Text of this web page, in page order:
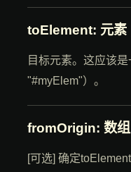
toElement: 元
目标元素。这应该
"#myElem"）。
fromOrigin: 数
[可选] 确定